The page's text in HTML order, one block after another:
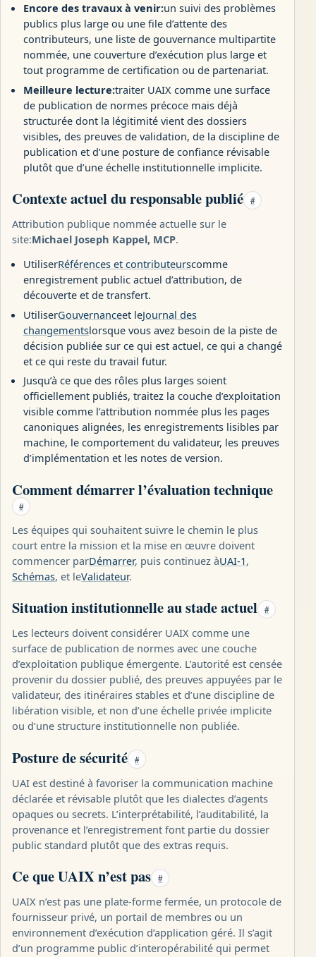
Encore des travaux à venir:un suivi des problèmes
publics plus large ou une file d’attente des
contributeurs, une liste de gouvernance multipartite
nommée, une couverture d’exécution plus large et
tout programme de certification ou de partenariat.
Meilleure lecture:traiter UAIX comme une surface
de publication de normes précoce mais déjà
structurée dont la légitimité vient des dossiers
visibles, des preuves de validation, de la discipline de
publication et d’une posture de confiance révisable
plutôt que d’une échelle institutionnelle implicite.
Contexte actuel du responsable publié #
Attribution publique nommée actuelle sur le
site:Michael Joseph Kappel, MCP.
UtiliserRéférences et contributeurscomme
enregistrement public actuel d’attribution, de
découverte et de transfert.
UtiliserGouvernanceet leJournal des
changementslorsque vous avez besoin de la piste de
décision publiée sur ce qui est actuel, ce qui a changé
et ce qui reste du travail futur.
Jusqu’à ce que des rôles plus larges soient
officiellement publiés, traitez la couche d’exploitation
visible comme l’attribution nommée plus les pages
canoniques alignées, les enregistrements lisibles par
machine, le comportement du validateur, les preuves
d’implémentation et les notes de version.
Comment démarrer l’évaluation technique
#
Les équipes qui souhaitent suivre le chemin le plus
court entre la mission et la mise en œuvre doivent
commencer parDémarrer, puis continuez àUAI-1,
Schémas, et leValidateur.
Situation institutionnelle au stade actuel #
Les lecteurs doivent considérer UAIX comme une
surface de publication de normes avec une couche
d’exploitation publique émergente. L’autorité est censée
provenir du dossier publié, des preuves appuyées par le
validateur, des itinéraires stables et d’une discipline de
libération visible, et non d’une échelle privée implicite
ou d’une structure institutionnelle non publiée.
Posture de sécurité #
UAI est destiné à favoriser la communication machine
déclarée et révisable plutôt que les dialectes d’agents
opaques ou secrets. L’interprétabilité, l’auditabilité, la
provenance et l’enregistrement font partie du dossier
public standard plutôt que des extras requis.
Ce que UAIX n’est pas #
UAIX n’est pas une plate-forme fermée, un protocole de
fournisseur privé, un portail de membres ou un
environnement d’exécution d’application géré. Il s’agit
d’un programme public d’interopérabilité qui permet